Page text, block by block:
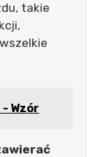
takie
Wzór